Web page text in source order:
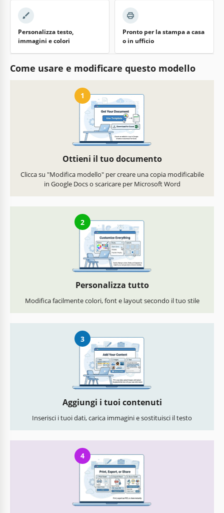
Personalizza testo,
immagini e colori
Pronto per la stampa a casa
o in ufficio
Come usare e modificare questo modello
1
Ottieni il tuo documento
Clicca su "Modifica modello" per creare una copia modificabile
in Google Docs o scaricare per Microsoft Word
2
Personalizza tutto
Modifica facilmente colori, font e layout secondo il tuo stile
3
Aggiungi i tuoi contenuti
Inserisci i tuoi dati, carica immagini e sostituisci il testo
4